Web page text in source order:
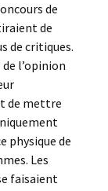
de
de
de critiques.
l’opinion
de mettre
physique de
Les
faisaient